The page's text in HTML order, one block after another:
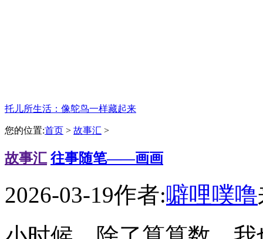
托儿所生活：像鸵鸟一样藏起来
您的位置:首页 > 故事汇 >
故事汇 往事随笔——画画
2026-03-19作者:噼哩噗噜